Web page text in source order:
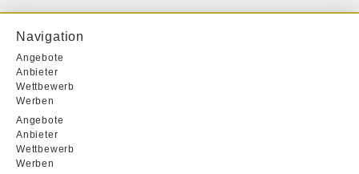
Navigation
Angebote
Anbieter
Wettbewerb
Werben
Angebote
Anbieter
Wettbewerb
Werben